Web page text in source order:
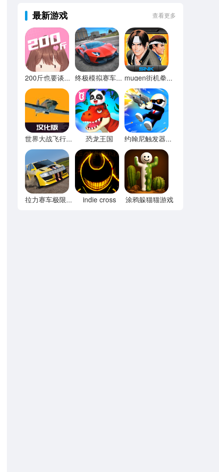
最新游戏 查看更多
200斤也要谈恋爱免广告 终极模拟赛车无限金币 mugen街机拳皇97
世界大战飞行模拟器内置菜单 恐龙王国 约翰尼触发器无限宝石
拉力赛车极限竞速内置菜单 indie cross 涂鸦躲猫猫游戏